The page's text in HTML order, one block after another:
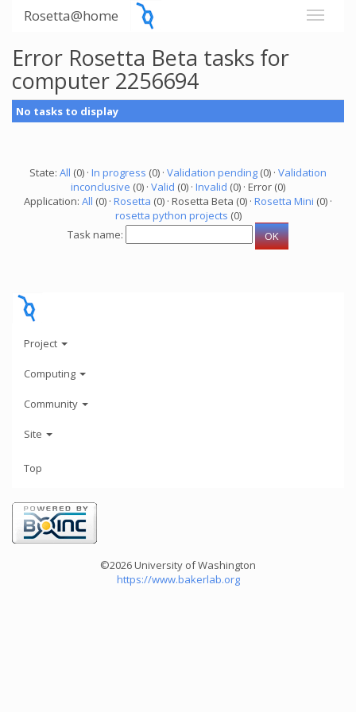
Rosetta@home
Error Rosetta Beta tasks for
computer 2256694
No tasks to display
State: All (0) · In progress (0) · Validation pending (0) · Validation
inconclusive (0) · Valid (0) · Invalid (0) · Error (0)
Application: All (0) · Rosetta (0) · Rosetta Beta (0) · Rosetta Mini (0) ·
rosetta python projects (0)
Task name:
Project
Computing
Community
Site
Top
©2026 University of Washington
https://www.bakerlab.org